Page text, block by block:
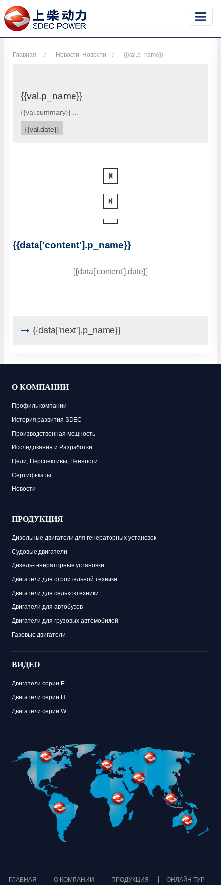
Главная Новости Новости {{val.p_name}}
{{val.p_name}}
{{val.summary}} ...
{{val.date}}
{{data['content'].p_name}}
{{data['content'].date}}
{{data['next'].p_name}}
О КОМПАНИИ
Профиль компании
История развития SDEC
Производственная мощность
Исследования и Разработки
Цели, Перспективы, Ценности
Сертификаты
Новости
ПРОДУКЦИЯ
Дизельные двигатели для генераторных установок
Судовые двигатели
Дизель-генераторные установки
Двигатели для строительной техники
Двигатели для сельхозтехники
Двигатели для автобусов
Двигатели для грузовых автомобилей
Газовые двигатели
ВИДЕО
Двигатели серии E
Двигатели серии H
Двигатели серии W
ГЛАВНАЯ О КОМПАНИИ ПРОДУКЦИЯ ОНЛАЙН ТУР